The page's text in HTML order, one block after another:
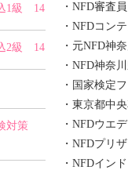
・NFD審査
・NFDコン
・元NFD神
・NFD神奈
・国家検定
・東京都中
・NFDウエ
・NFDプリ
・NFDイン
1級 14
2級 14
対策